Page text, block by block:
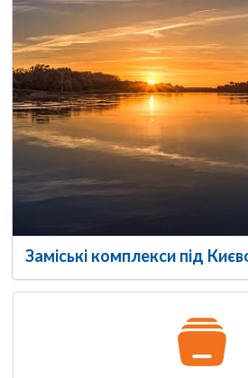
Заміські комплекси під